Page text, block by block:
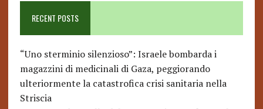
RECENT POSTS
“Uno sterminio silenzioso”: Israele bombarda i
magazzini di medicinali di Gaza, peggiorando
ulteriormente la catastrofica crisi sanitaria nella
Striscia